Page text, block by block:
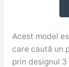
Acest model
care caută un
prin designul